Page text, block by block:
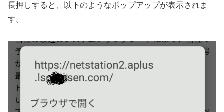
長押しすると、以下のようなポップアップが表示されま
す。